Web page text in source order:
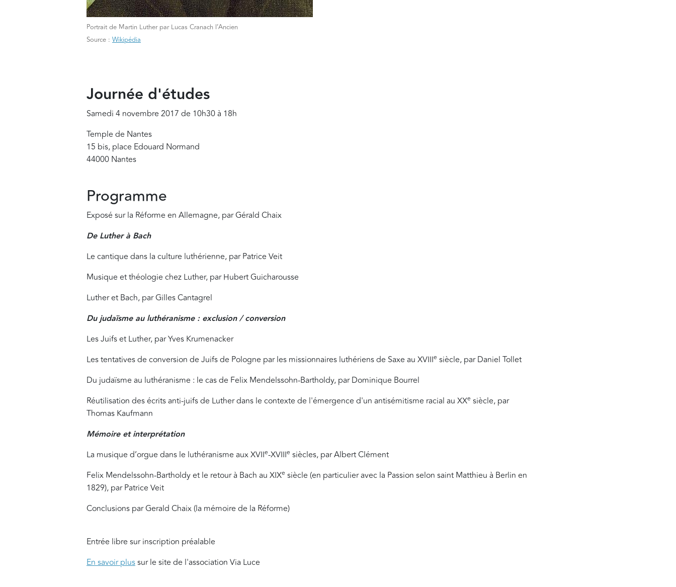
Portrait de Martin Luther par Lucas Cranach l’Ancien
Source : Wikipédia
Journée d'études
Samedi 4 novembre 2017 de 10h30 à 18h
Temple de Nantes
15 bis, place Edouard Normand
44000 Nantes
Programme
Exposé sur la Réforme en Allemagne, par Gérald Chaix
De Luther à Bach
Le cantique dans la culture luthérienne, par Patrice Veit
Musique et théologie chez Luther, par Hubert Guicharousse
Luther et Bach, par Gilles Cantagrel
Du judaïsme au luthéranisme : exclusion / conversion
Les Juifs et Luther, par Yves Krumenacker
Les tentatives de conversion de Juifs de Pologne par les missionnaires luthériens de Saxe au XVIIIe siècle, par Daniel Tollet
Du judaïsme au luthéranisme : le cas de Felix Mendelssohn-Bartholdy, par Dominique Bourrel
Réutilisation des écrits anti-juifs de Luther dans le contexte de l'émergence d'un antisémitisme racial au XXe siècle, par
Thomas Kaufmann
Mémoire et interprétation
La musique d’orgue dans le luthéranisme aux XVIIe-XVIIIe siècles, par Albert Clément
Felix Mendelssohn-Bartholdy et le retour à Bach au XIXe siècle (en particulier avec la Passion selon saint Matthieu à Berlin en
1829), par Patrice Veit
Conclusions par Gerald Chaix (la mémoire de la Réforme)
Entrée libre sur inscription préalable
En savoir plussur le site de l'association Via Luce